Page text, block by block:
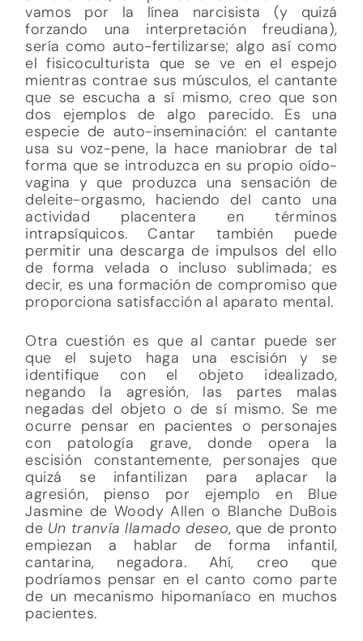
vamos por la línea narcisista (y quizá
forzando una interpretación freudiana),
sería como auto-fertilizarse; algo así como
el fisicoculturista que se ve en el espejo
mientras contrae sus músculos, el cantante
que se escucha a sí mismo, creo que son
dos ejemplos de algo parecido. Es una
especie de auto-inseminación: el cantante
usa su voz-pene, la hace maniobrar de tal
forma que se introduzca en su propio oído-
vagina y que produzca una sensación de
deleite-orgasmo, haciendo del canto una
actividad placentera en términos
intrapsíquicos. Cantar también puede
permitir una descarga de impulsos del ello
de forma velada o incluso sublimada; es
decir, es una formación de compromiso que
proporciona satisfacción al aparato mental.
Otra cuestión es que al cantar puede ser
que el sujeto haga una escisión y se
identifique con el objeto idealizado,
negando la agresión, las partes malas
negadas del objeto o de sí mismo. Se me
ocurre pensar en pacientes o personajes
con patología grave, donde opera la
escisión constantemente, personajes que
quizá se infantilizan para aplacar la
agresión, pienso por ejemplo en Blue
Jasmine de Woody Allen o Blanche DuBois
de Un tranvía llamado deseo, que de pronto
empiezan a hablar de forma infantil,
cantarina, negadora. Ahí, creo que
podríamos pensar en el canto como parte
de un mecanismo hipomaníaco en muchos
pacientes.